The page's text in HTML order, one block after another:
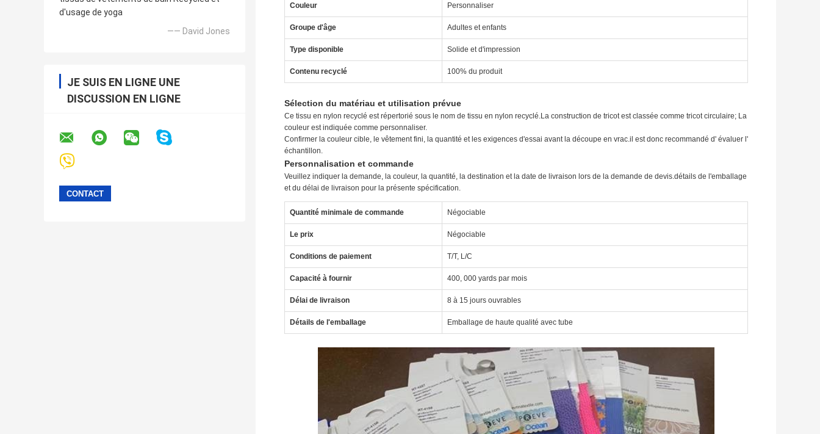
d'usage de yoga
—— David Jones
JE SUIS EN LIGNE UNE
DISCUSSION EN LIGNE
Couleur Personnaliser
Groupe d'âge Adultes et enfants
Type disponible Solide et d'impression
Contenu recyclé 100% du produit
Sélection du matériau et utilisation prévue
Ce tissu en nylon recyclé est répertorié sous le nom de tissu en nylon recyclé.La construction de tricot est classée comme tricot circulaire; La
couleur est indiquée comme personnaliser.
Confirmer la couleur cible, le vêtement fini, la quantité et les exigences d'essai avant la découpe en vrac.il est donc recommandé d' évaluer l'
échantillon.
Personnalisation et commande
Veuillez indiquer la demande, la couleur, la quantité, la destination et la date de livraison lors de la demande de devis.détails de l'emballage
et du délai de livraison pour la présente spécification.
Quantité minimale de commande Négociable
Le prix Négociable
Conditions de paiement T/T, L/C
Capacité à fournir 400, 000 yards par mois
Délai de livraison 8 à 15 jours ouvrables
Détails de l'emballage Emballage de haute qualité avec tube